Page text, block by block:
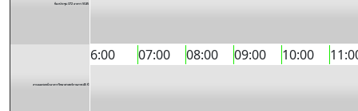
ห้องประชุม 372 อาคาร SC45
ลานจอดรถหน้าอาคารวิทยาศาสตร์กายภาพ 45 ปี
6:00 07:00 08:00 09:00 10:00